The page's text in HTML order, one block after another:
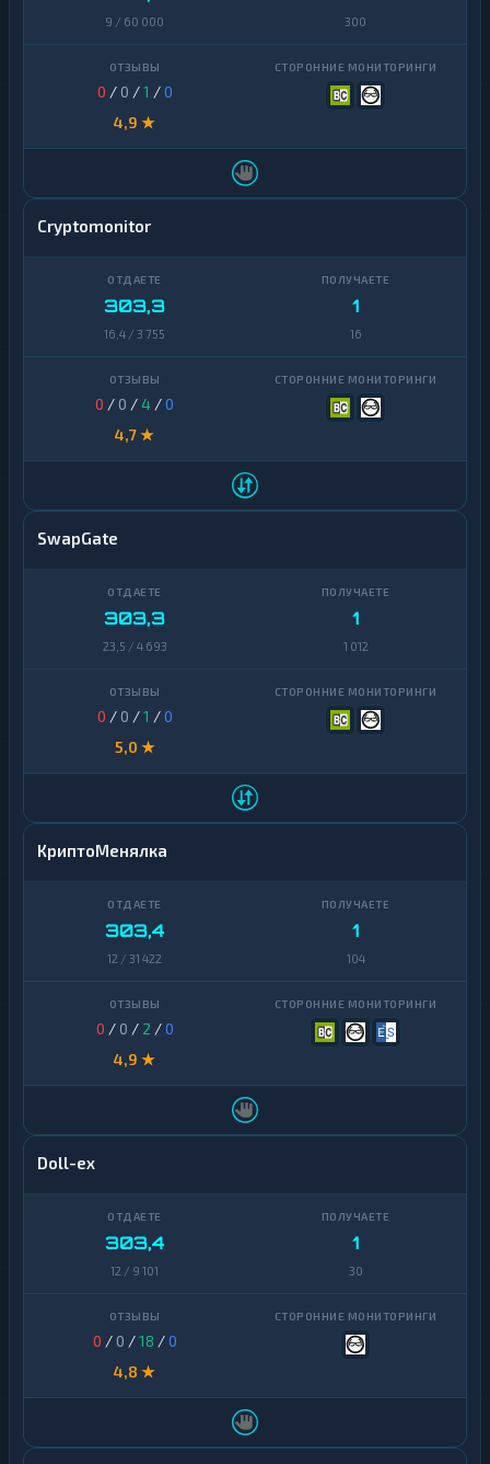
9 / 60 000 300
0 / 0 /1 /0
4,9 ★
Cryptomonitor
303,3
16,4 / 3 755
1
16
0 / 0 / 4 /0
4,7 ★
SwapGate
303,3
23,5 / 4 693
1
1 012
0 / 0 /1 /0
5,0 ★
КриптоМенялка
303,4
12 / 31 422
1
104
0 / 0 / 2 /0
4,9 ★
Doll-ex
303,4
12 / 9 101
1
30
0 / 0 /18 /0
4,8 ★